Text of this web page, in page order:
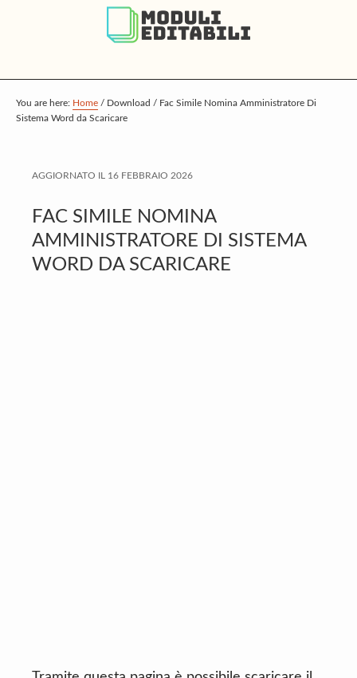
p
t
a
n
c
o
p
t
r
m
a
r
p
t
o
t
e
r
You are here: Home / Download / Fac Simile Nomina Amministratore Di
Sistema Word da Scaricare
AGGIORNATO IL 16 FEBBRAIO 2026
FAC SIMILE NOMINA
AMMINISTRATORE DI SISTEMA
WORD DA SCARICARE